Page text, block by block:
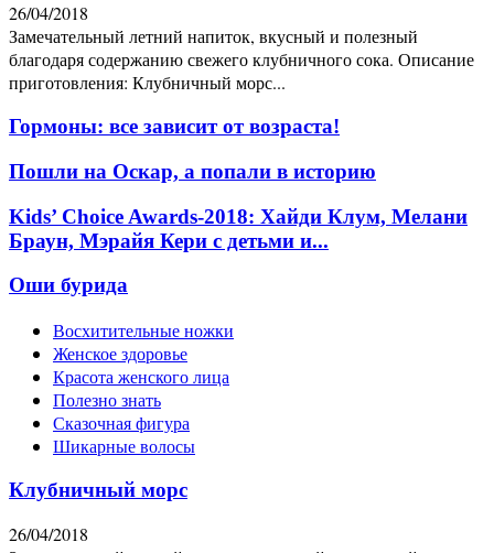
26/04/2018
Замечательный летний напиток, вкусный и полезный
благодаря содержанию свежего клубничного сока. Описание
приготовления: Клубничный морс...
Гормоны: все зависит от возраста!
Пошли на Оскар, а попали в историю
Kids’ Choice Awards-2018: Хайди Клум, Мелани
Браун, Мэрайя Кери с детьми и...
Оши бурида
Восхитительные ножки
Женское здоровье
Красота женского лица
Полезно знать
Сказочная фигура
Шикарные волосы
Клубничный морс
26/04/2018